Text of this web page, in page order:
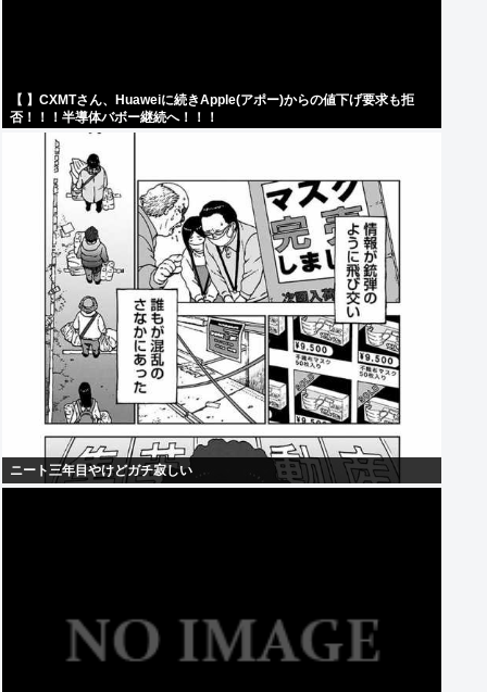
【 】CXMTさん、Huaweiに続きApple(アポー)からの値下げ要求も拒
否！！！半導体バボー継続へ！！！
ニート三年目やけどガチ寂しい